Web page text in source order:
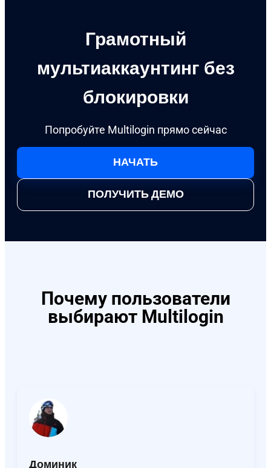
Грамотный
мультиаккаунтинг без
блокировки
Попробуйте Multilogin прямо сейчас
НАЧАТЬ
ПОЛУЧИТЬ ДЕМО
Почему пользователи
выбирают Multilogin
Доминик